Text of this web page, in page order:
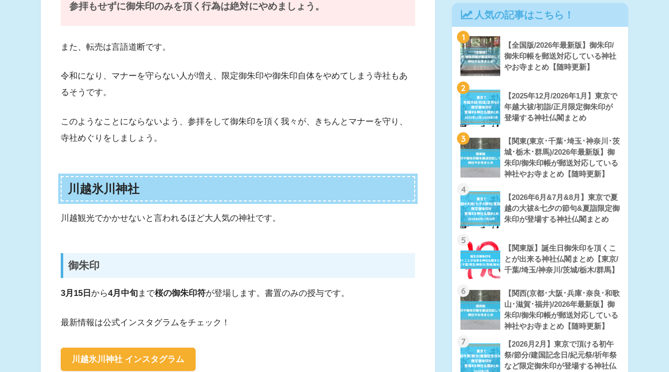
参拝もせずに御朱印のみを頂く行為は絶対にやめましょう。
また、転売は言語道断です。
令和になり、マナーを守らない人が増え、限定御朱印や御朱印自体をやめてしまう寺社もあ
るそうです。
このようなことにならないよう、参拝をして御朱印を頂く我々が、きちんとマナーを守り、
寺社めぐりをしましょう。
川越氷川神社
川越観光でかかせないと言われるほど大人気の神社です。
御朱印
3月15日 から4月中旬 まで桜の御朱印符が登場します。書置のみの授与です。
最新情報は公式インスタグラムをチェック！
川越氷川神社 インスタグラム
人気の記事はこちら！
1
【全国版/2026年最新版】御朱印/
御朱印帳を郵送対応している神社
やお寺まとめ【随時更新】
2
【2025年12月/2026年1月】東京で
年越大祓/初詣/正月限定御朱印が
登場する神社仏閣まとめ
3
【関東(東京･千葉･埼玉･神奈川･茨
城･栃木･群馬)/2026年最新版】御
朱印/御朱印帳が郵送対応している
神社やお寺まとめ【随時更新】
4
【2026年6月&7月&8月】東京で夏
越の大祓&七夕の節句&夏詣限定御
朱印が登場する神社仏閣まとめ
5
【関東版】誕生日御朱印を頂くこ
とが出来る神社仏閣まとめ【東京/
千葉/埼玉/神奈川/茨城/栃木/群馬】
6
【関西(京都･大阪･兵庫･奈良･和歌
山･滋賀･福井)/2026年最新版】御
朱印/御朱印帳が郵送対応している
神社やお寺まとめ【随時更新】
7
【2026月2月】東京で頂ける初午
祭/節分/建国記念日/紀元祭/祈年祭
など限定御朱印が登場する神社仏